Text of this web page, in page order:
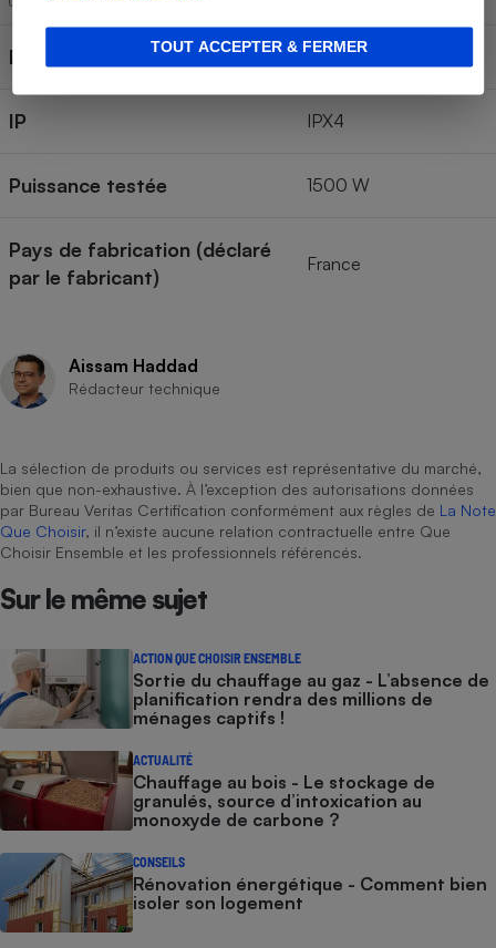
TOUT ACCEPTER & FERMER
Détecteur de présence Oui
IP IPX4
Puissance testée 1500 W
Pays de fabrication (déclaré
par le fabricant)
France
Aissam Haddad
Rédacteur technique
La sélection de produits ou services est représentative du marché,
bien que non-exhaustive. À l’exception des autorisations données
par Bureau Veritas Certification conformément aux règles de La Note
Que Choisir, il n’existe aucune relation contractuelle entre Que
Choisir Ensemble et les professionnels référencés.
Sur le même sujet
ACTION QUE CHOISIR ENSEMBLE
Sortie du chauffage au gaz - L’absence de
planification rendra des millions de
ménages captifs !
ACTUALITÉ
Chauffage au bois - Le stockage de
granulés, source d’intoxication au
monoxyde de carbone ?
CONSEILS
Rénovation énergétique - Comment bien
isoler son logement